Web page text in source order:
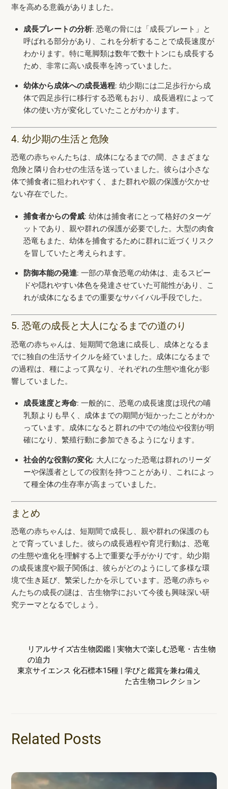
率を高める意義がありました。
成長プレートの分析: 恐竜の骨には「成長プレート」と
呼ばれる部分があり、これを分析することで成長速度が
わかります。特に竜脚類は数年で数十トンにも成長する
ため、非常に高い成長率を誇っていました。
幼体から成体への成長過程: 幼少期には二足歩行から成
体で四足歩行に移行する恐竜もおり、成長過程によって
体の使い方が変化していたことがわかります。
4. 幼少期の生活と危険
恐竜の赤ちゃんたちは、成体になるまでの間、さまざまな
危険と隣り合わせの生活を送っていました。彼らは小さな
体で捕食者に狙われやすく、また群れや親の保護が欠かせ
ない存在でした。
捕食者からの脅威: 幼体は捕食者にとって格好のターゲ
ットであり、親や群れの保護が必要でした。大型の肉食
恐竜もまた、幼体を捕食するために群れに近づくリスク
を冒していたと考えられます。
防御本能の発達: 一部の草食恐竜の幼体は、走るスピー
ドや隠れやすい体色を発達させていた可能性があり、こ
れが成体になるまでの重要なサバイバル手段でした。
5. 恐竜の成長と大人になるまでの道のり
恐竜の赤ちゃんは、短期間で急速に成長し、成体となるま
でに独自の生活サイクルを経ていました。成体になるまで
の過程は、種によって異なり、それぞれの生態や進化が影
響していました。
成長速度と寿命: 一般的に、恐竜の成長速度は現代の哺
乳類よりも早く、成体までの期間が短かったことがわか
っています。成体になると群れの中での地位や役割が明
確になり、繁殖行動に参加できるようになります。
社会的な役割の変化: 大人になった恐竜は群れのリーダ
ーや保護者としての役割を持つことがあり、これによっ
て種全体の生存率が高まっていました。
まとめ
恐竜の赤ちゃんは、短期間で成長し、親や群れの保護のも
とで育っていました。彼らの成長過程や育児行動は、恐竜
の生態や進化を理解する上で重要な手がかりです。幼少期
の成長速度や親子関係は、彼らがどのようにして多様な環
境で生き延び、繁栄したかを示しています。恐竜の赤ちゃ
んたちの成長の謎は、古生物学において今後も興味深い研
究テーマとなるでしょう。
リアルサイズ古生物図鑑 | 実物大で楽しむ恐竜・古生物
の迫力
東京サイエンス 化石標本15種 | 学びと鑑賞を兼ね備え
た古生物コレクション
Related Posts